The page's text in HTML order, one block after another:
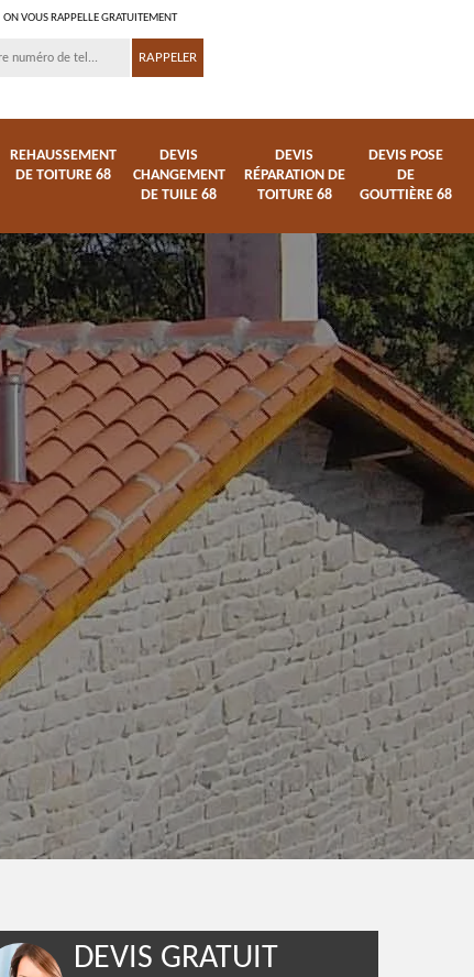
ON VOUS RAPPELLE GRATUITEMENT
REHAUSSEMENT
DE TOITURE 68
DEVIS
CHANGEMENT
DE TUILE 68
DEVIS
RÉPARATION DE
TOITURE 68
DEVIS POSE
DE
GOUTTIÈRE 68
Entreprise de toiture
68
Démoussage
nettoyage de tuile 68
DEVIS GRATUIT